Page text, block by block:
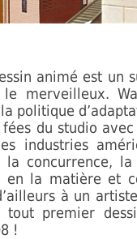
animé est un
merveilleux.
politique
du studio avec
industries
la concurrence, la
en la matière et
à un
premier
!